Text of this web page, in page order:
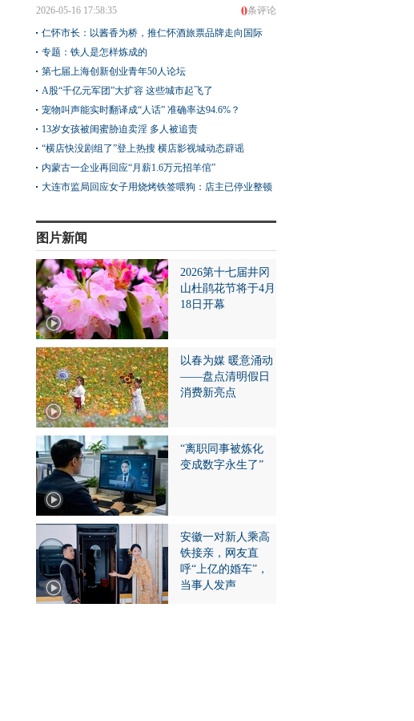
0条评论
2026-05-16 17:58:35
仁怀市长：以酱香为桥，推仁怀酒旅票品牌走向国际
专题：铁人是怎样炼成的
第七届上海创新创业青年50人论坛
A股“千亿元军团”大扩容 这些城市起飞了
宠物叫声能实时翻译成“人话” 准确率达94.6%？
13岁女孩被闺蜜胁迫卖淫 多人被追责
“横店快没剧组了”登上热搜 横店影视城动态辟谣
内蒙古一企业再回应“月薪1.6万元招羊倌”
大连市监局回应女子用烧烤铁签喂狗：店主已停业整顿
图片新闻
2026第十七届井冈
山杜鹃花节将于4月
18日开幕
以春为媒 暖意涌动
——盘点清明假日
消费新亮点
“离职同事被炼化
变成数字永生了”
安徽一对新人乘高
铁接亲，网友直
呼“上亿的婚车”，
当事人发声